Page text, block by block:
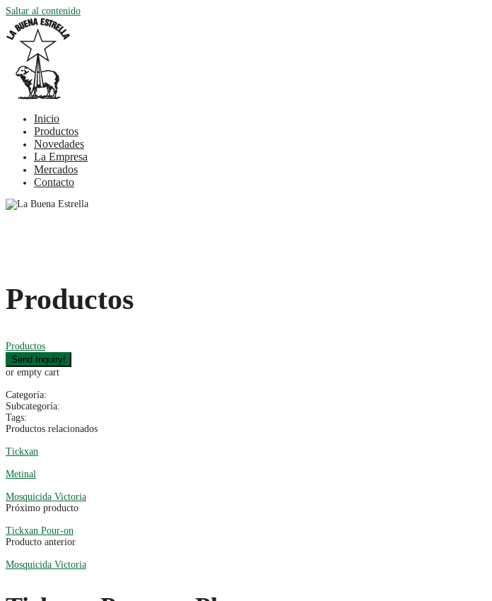
Saltar al contenido
Inicio
Productos
Novedades
La Empresa
Mercados
Contacto
Productos
Productos
or empty cart
Categoría:
Subcategoría:
Tags:
Productos relacionados
Tickxan
Metinal
Mosquicida Victoria
Próximo producto
Tickxan Pour-on
Producto anterior
Mosquicida Victoria